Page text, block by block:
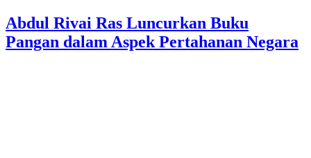
Abdul Rivai Ras Luncurkan Buku
Pangan dalam Aspek Pertahanan Negara